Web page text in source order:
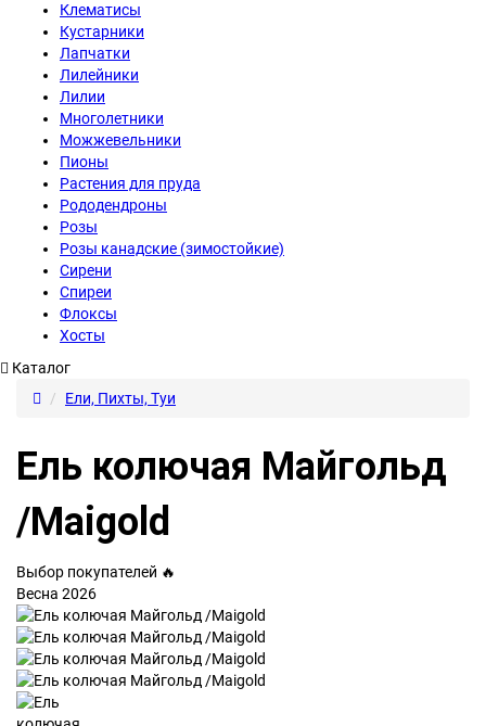
Клематисы
Кустарники
Лапчатки
Лилейники
Лилии
Многолетники
Можжевельники
Пионы
Растения для пруда
Рододендроны
Розы
Розы канадские (зимостойкие)
Сирени
Спиреи
Флоксы
Хосты
Каталог
Ели, Пихты, Туи
Ель колючая Майгольд
/Maigold
Выбор покупателей 🔥
Весна 2026